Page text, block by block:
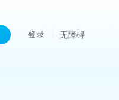
登录 无障碍